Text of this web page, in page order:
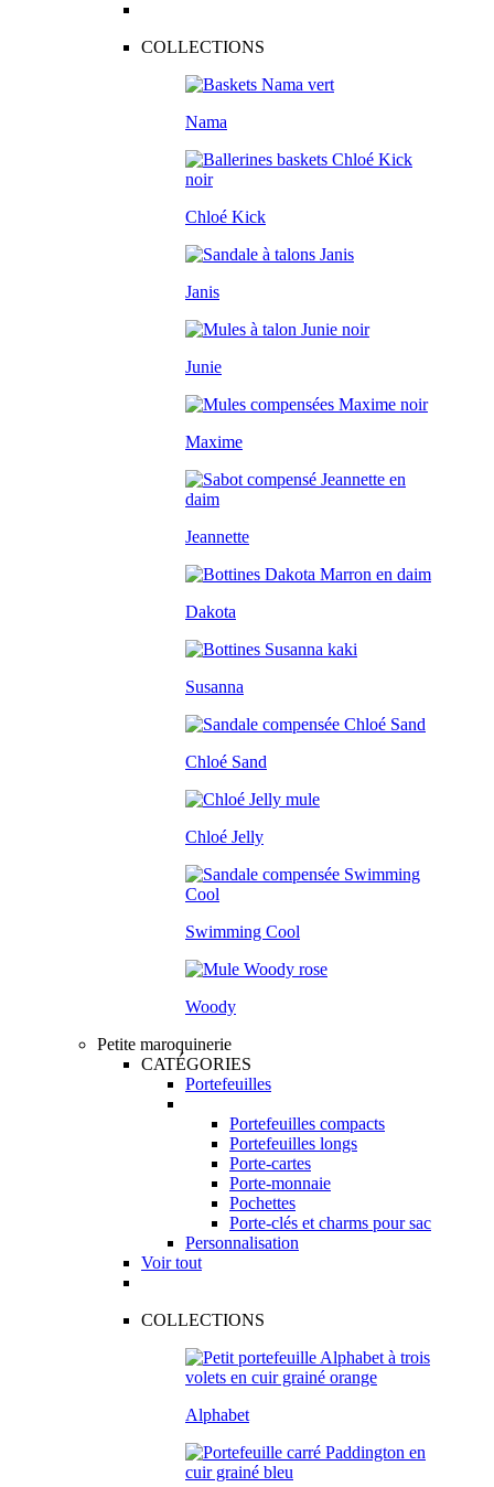
COLLECTIONS
Nama
Chloé Kick
Janis
Junie
Maxime
Jeannette
Dakota
Susanna
Chloé Sand
Chloé Jelly
Swimming Cool
Woody
Petite maroquinerie
CATÉGORIES
Portefeuilles
Portefeuilles compacts
Portefeuilles longs
Porte-cartes
Porte-monnaie
Pochettes
Porte-clés et charms pour sac
Personnalisation
Voir tout
COLLECTIONS
Alphabet